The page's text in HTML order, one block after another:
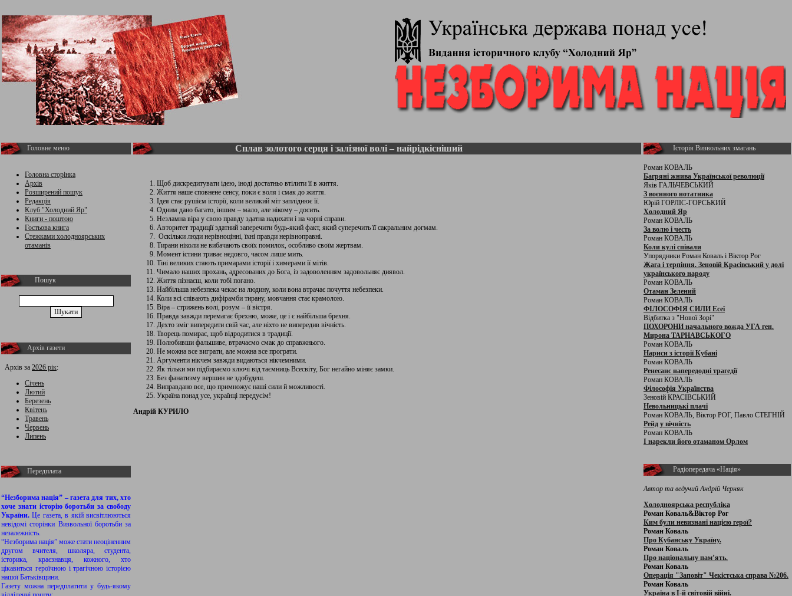
Головне меню
Головна сторінка
Архів
Розширений пошук
Редакція
Клуб "Холодний Яр"
Книги - поштою
Гостьова книга
Стежками холодноярських
отаманів
Пошук
Архів газети
Архів за 2026 рік:
Січень
Лютий
Березень
Квітень
Травень
Червень
Липень
Передплата
“Незборима нація” – газета для тих, хто
хоче знати історію боротьби за свободу
України.Це газета, в якій висвітлюються
невідомі сторінки Визвольної боротьби за
незалежність.
“Незборима нація” може стати неоціненним
другом вчителя, школяра, студента,
історика, краєзнавця, кожного, хто
цікавиться героїчною і трагічною історією
нашої Батьківщини.
Газету можна передплатити у будь-якому
Сплав золотого серця і залізної волі – найрідкісніший
Щоб дискредитувати ідею, іноді достатньо втілити її в життя.
Життя наше сповнене сенсу, поки є воля і смак до життя.
Ідея стає рушієм історії, коли великий міт запліднює її.
Одним дано багато, іншим – мало, але нікому – досить.
Незламна віра у свою правду здатна надихати і на чорні справи.
Авторитет традиції здатний заперечити будь-який факт, який суперечить її сакральним догмам.
Оскільки люди нерівноцінні, їхні правди нерівноправні.
Тирани ніколи не вибачають своїх помилок, особливо своїм жертвам.
Момент істини триває недовго, часом лише мить.
Тіні великих стають примарами історії і химерами її мітів.
Чимало наших прохань, адресованих до Бога, із задоволенням задовольняє диявол.
Життя пізнаєш, коли тобі погано.
Найбільша небезпека чекає на людину, коли вона втрачає почуття небезпеки.
Коли всі співають дифірамби тирану, мовчання стає крамолою.
Віра – стрижень волі, розум – її вістря.
Правда завжди перемагає брехню, може, це і є найбільша брехня.
Дехто зміг випередити свій час, але ніхто не випередив вічність.
Творець помирає, щоб відродитися в традиції.
Полюбивши фальшиве, втрачаємо смак до справжнього.
Не можна все виграти, але можна все програти.
Аргументи нікчем завжди видаються нікчемними.
Як тільки ми підбираємо ключі від таємниць Всесвіту, Бог негайно міняє замки.
Без фанатизму вершин не здобудеш.
Виправдано все, що примножує наші сили й можливості.
Україна понад усе, українці передусім!
Андрій КУРИЛО
Історія Визвольних змагань
Роман КОВАЛЬ
Багряні жнива Української революції
Яків ГАЛЬЧЕВСЬКИЙ
З воєнного нотатника
Юрій ГОРЛІС-ГОРСЬКИЙ
Холодний Яр
Роман КОВАЛЬ
За волю і честь
Роман КОВАЛЬ
Коли кулі співали
Упорядники Роман Коваль і Віктор Рог
Жага і терпіння. Зеновій Красівський у долі
українського народу
Роман КОВАЛЬ
Отаман Зелений
Роман КОВАЛЬ
ФІЛОСОФІЯ СИЛИ Есеї
Відбитка з "Нової Зорі"
ПОХОРОНИ начального вожда УГА ген.
Мирона ТАРНАВСЬКОГО
Роман КОВАЛЬ
Нариси з історії Кубані
Роман КОВАЛЬ
Ренесанс напередодні трагедії
Роман КОВАЛЬ
Філософія Українства
Зеновій КРАСІВСЬКИЙ
Невольницькі плачі
Роман КОВАЛЬ, Віктор РОГ, Павло СТЕГНІЙ
Рейд у вічність
Роман КОВАЛЬ
І нарекли його отаманом Орлом
Радіопередача «Нація»
Автор та ведучий Андрій Черняк
Холодноярська республіка
Роман Коваль&Віктор Рог
Ким були невизнані нацією герої?
Роман Коваль
Про Кубанську Україну.
Роман Коваль
Про національну пам’ять.
Роман Коваль
Операція "Заповіт" Чекістська справа №206.
Роман Коваль
Україна в І-й світовій війні.